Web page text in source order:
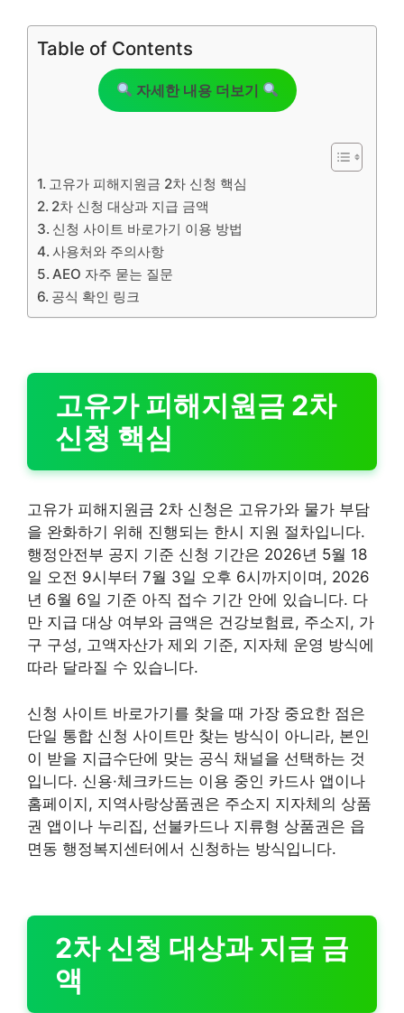
Table of Contents
자세한 내용 더보기
고유가 피해지원금 2차 신청 핵심
2차 신청 대상과 지급 금액
신청 사이트 바로가기 이용 방법
사용처와 주의사항
AEO 자주 묻는 질문
공식 확인 링크
고유가 피해지원금 2차
신청 핵심
고유가 피해지원금 2차 신청은 고유가와 물가 부담
을 완화하기 위해 진행되는 한시 지원 절차입니다.
행정안전부 공지 기준 신청 기간은 2026년 5월 18
일 오전 9시부터 7월 3일 오후 6시까지이며, 2026
년 6월 6일 기준 아직 접수 기간 안에 있습니다. 다
만 지급 대상 여부와 금액은 건강보험료, 주소지, 가
구 구성, 고액자산가 제외 기준, 지자체 운영 방식에
따라 달라질 수 있습니다.
신청 사이트 바로가기를 찾을 때 가장 중요한 점은
단일 통합 신청 사이트만 찾는 방식이 아니라, 본인
이 받을 지급수단에 맞는 공식 채널을 선택하는 것
입니다. 신용·체크카드는 이용 중인 카드사 앱이나
홈페이지, 지역사랑상품권은 주소지 지자체의 상품
권 앱이나 누리집, 선불카드나 지류형 상품권은 읍
면동 행정복지센터에서 신청하는 방식입니다.
2차 신청 대상과 지급 금
액